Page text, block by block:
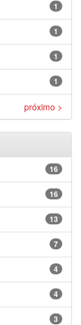
1
1
1
1
próximo >
16
16
13
7
4
4
3